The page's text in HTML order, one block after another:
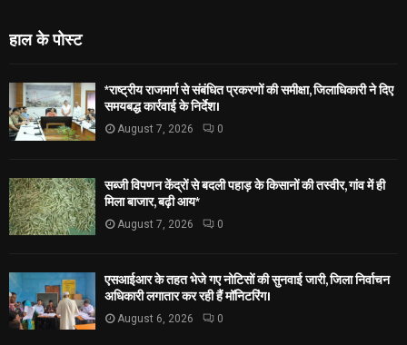
हाल के पोस्ट
*राष्ट्रीय राजमार्ग से संबंधित प्रकरणों की समीक्षा, जिलाधिकारी ने दिए
समयबद्ध कार्रवाई के निर्देश।
August 7, 2026 0
सब्जी विपणन केंद्रों से बदली पहाड़ के किसानों की तस्वीर, गांव में ही
मिला बाजार, बढ़ी आय*
August 7, 2026 0
एसआईआर के तहत भेजे गए नोटिसों की सुनवाई जारी, जिला निर्वाचन
अधिकारी लगातार कर रही हैं मॉनिटरिंग।
August 6, 2026 0